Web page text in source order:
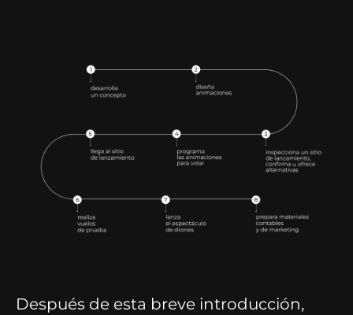
Después de esta breve introducción,